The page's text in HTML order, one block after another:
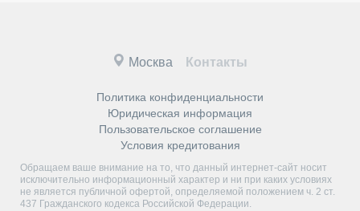
Обращаем ваше внимание на то, что данный интернет-сайт носит
исключительно информационный характер и ни при каких условиях
не является публичной офертой, определяемой положением ч. 2 ст.
437 Гражданского кодекса Российской Федерации.
Политика конфиденциальности
Юридическая информация
Пользовательское соглашение
Условия кредитования
Москва Контакты